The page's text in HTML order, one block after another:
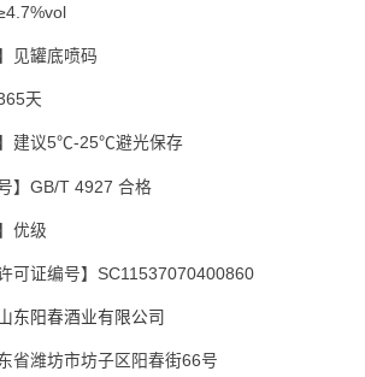
见罐底喷码
天
建议5℃-25℃避光保存
】GB/T 4927 合格
优级
可证编号】SC11537070400860
东阳春酒业有限公司
省潍坊市坊子区阳春街66号